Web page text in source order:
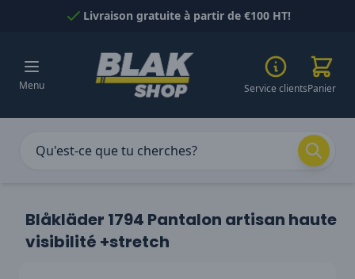
Passer au contenuLivraison gratuite à partir de €100 HT!
Menu Service clientsPanier
Blåkläder 1794 Pantalon artisan haute
visibilité +stretch